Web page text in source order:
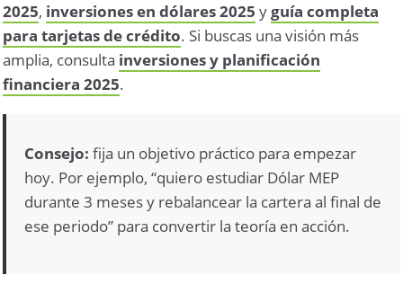
2025, inversiones en dólares 2025 yguía completa
para tarjetas de crédito. Si buscas una visión más
amplia, consulta inversiones y planificación
financiera 2025.
Consejo: fija un objetivo práctico para empezar
hoy. Por ejemplo, “quiero estudiar Dólar MEP
durante 3 meses y rebalancear la cartera al final de
ese periodo” para convertir la teoría en acción.